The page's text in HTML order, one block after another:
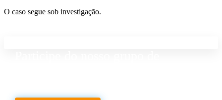
O caso segue sob investigação.